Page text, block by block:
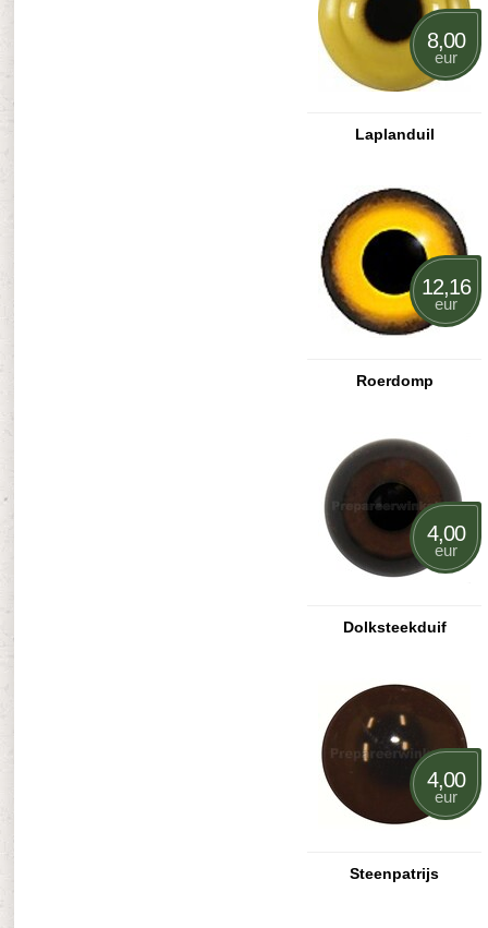
Laplanduil
8,00
eur
Roerdomp
12,16
eur
Dolksteekduif
4,00
eur
Steenpatrijs
4,00
eur